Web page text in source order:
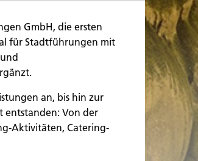
GmbH, die ersten
für Stadtführungen mit
an, bis hin zur
entstanden: Von der
Aktivitäten, Catering-